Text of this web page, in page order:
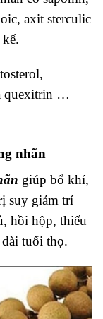
axit sterculic
quexitrin …
nhãn
giúp bổ khí,
suy giảm trí
hồi hộp, thiếu
tuổi thọ.